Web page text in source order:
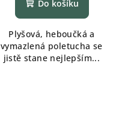
z
5
hvězdiček.
Do košíku
Plyšová, heboučká a
vymazlená poletucha se
jistě stane nejlepším...